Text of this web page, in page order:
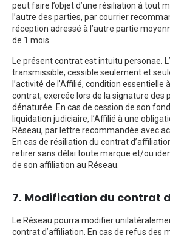
peut faire l’objet d’une résiliation à tout
l’autre des parties, par courrier
réception adressé à l’autre partie
de 1 mois.
Le présent contrat est intuitu personae.
transmissible, cessible seulement et
l’activité de l’Affilié, condition essentielle
contrat, exercée lors de la signature des
dénaturée. En cas de cession de son
liquidation judiciaire, l’Affilié à une
Réseau, par lettre recommandée avec
En cas de résiliation du contrat
retirer sans délai toute marque et/ou
de son affiliation au Réseau.
7. Modification du contrat
Le Réseau pourra modifier
contrat d’affiliation. En cas de refus des